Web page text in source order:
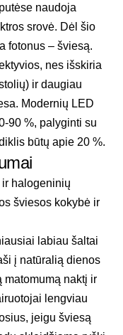
naudoja
srovė. Dėl šio
fotonus – šviesą.
nes išskiria
ir daugiau
Modernių LED
90 %, palyginti su
būtų apie 20 %.
halogeninių
šviesos kokybė ir
labiau šaltai
į natūralią dienos
matomumą naktį ir
lengviau
jeigu šviesą